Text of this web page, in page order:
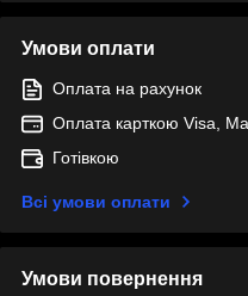
Умови оплати
Оплата на рахунок
Оплата карткою Visa,
Готівкою
Всі умови оплати
Умови повернення